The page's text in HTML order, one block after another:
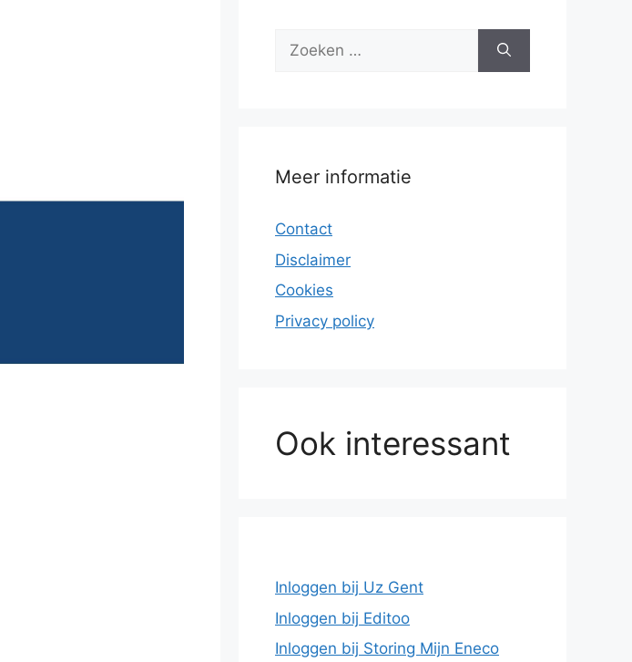
Zoek
Meer informatie
Contact
Disclaimer
Cookies
Privacy policy
Ook interessant
Inloggen bij Uz Gent
Inloggen bij Editoo
Inloggen bij Storing Mijn Eneco